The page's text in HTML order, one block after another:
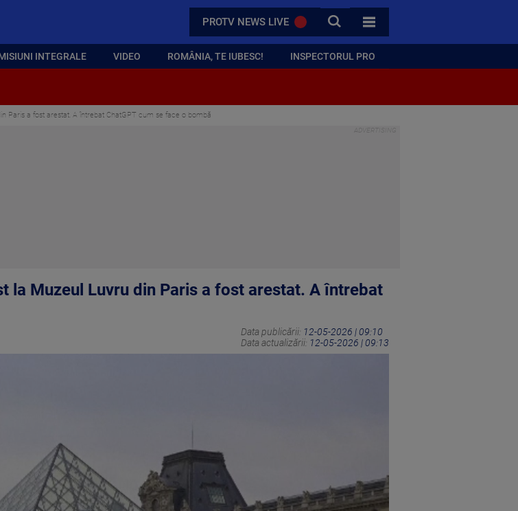
PROTV NEWS LIVE CAUTA
TOATE CATEGORIILE
INTEGRALE VIDEO ROMÂNIA, TE IUBESC! INSPECTORUL PRO
Paris a fost arestat. A întrebat ChatGPT cum se face o bombă
la Muzeul Luvru din Paris a fost arestat. A întrebat
Data publicării: 12-05-2026 | 09:10
Data actualizării: 12-05-2026 | 09:13